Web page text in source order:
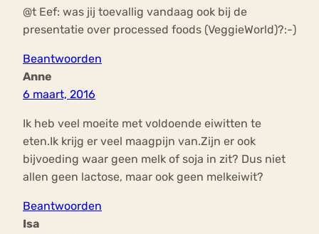
@t Eef: was jij toevallig vandaag ook bij de
presentatie over processed foods (VeggieWorld)?:-)
Beantwoorden
Anne
6 maart, 2016
Ik heb veel moeite met voldoende eiwitten te
eten.Ik krijg er veel maagpijn van.Zijn er ook
bijvoeding waar geen melk of soja in zit? Dus niet
allen geen lactose, maar ook geen melkeiwit?
Beantwoorden
Isa